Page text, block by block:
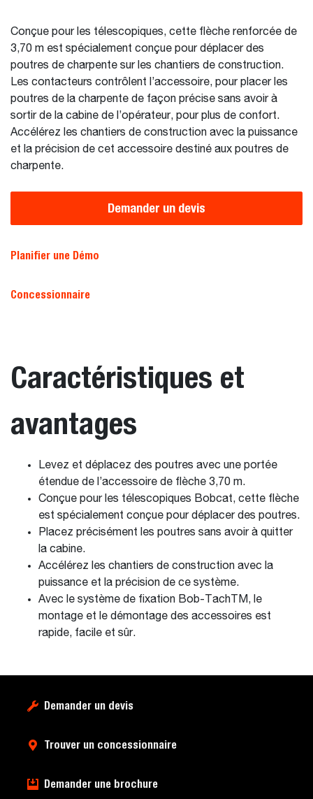
Conçue pour les télescopiques, cette flèche renforcée de
3,70 m est spécialement conçue pour déplacer des
poutres de charpente sur les chantiers de construction.
Les contacteurs contrôlent l’accessoire, pour placer les
poutres de la charpente de façon précise sans avoir à
sortir de la cabine de l’opérateur, pour plus de confort.
Accélérez les chantiers de construction avec la puissance
et la précision de cet accessoire destiné aux poutres de
charpente.
Demander un devis
Planifier une Démo
Concessionnaire
Caractéristiques et
avantages
Levez et déplacez des poutres avec une portée
étendue de l’accessoire de flèche 3,70 m.
Conçue pour les télescopiques Bobcat, cette flèche
est spécialement conçue pour déplacer des poutres.
Placez précisément les poutres sans avoir à quitter
la cabine.
Accélérez les chantiers de construction avec la
puissance et la précision de ce système.
Avec le système de fixation Bob-TachTM, le
montage et le démontage des accessoires est
rapide, facile et sûr.
Demander un devis
Trouver un concessionnaire
Demander une brochure